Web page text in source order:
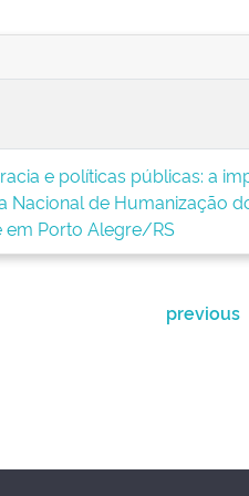
e políticas públicas: a
Nacional de Humanização
em Porto Alegre/RS
previous